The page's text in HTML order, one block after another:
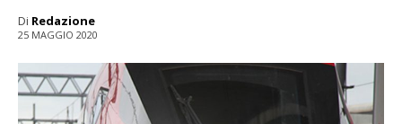
Di Redazione
25 MAGGIO 2020